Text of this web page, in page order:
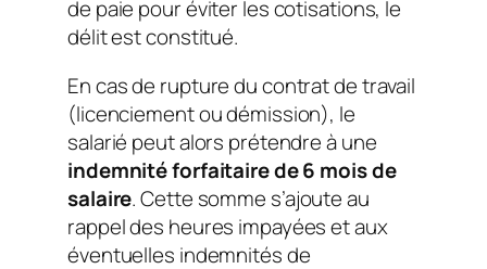
de paie pour éviter les cotisations, le
délit est constitué.
En cas de rupture du contrat de travail
(licenciement ou démission), le
salarié peut alors prétendre à une
indemnité forfaitaire de 6 mois de
salaire. Cette somme s’ajoute au
rappel des heures impayées et aux
éventuelles indemnités de